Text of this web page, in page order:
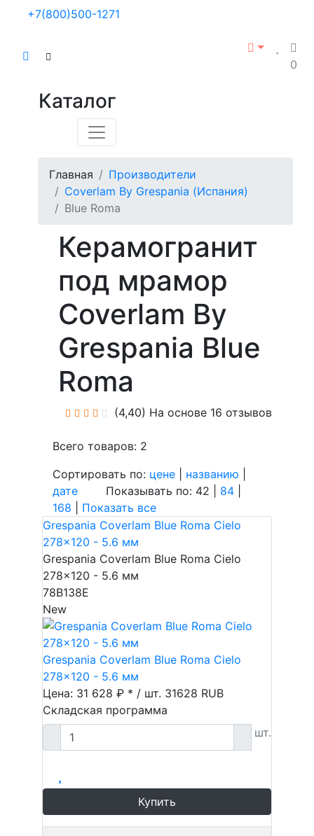
+7(800)500-1271
0
Каталог
Главная
Производители
Coverlam By Grespania (Испания)
Blue Roma
Керамогранит
под мрамор
Coverlam By
Grespania Blue
Roma
(4,40) На основе 16 отзывов
Всего товаров: 2
Сортировать по: цене названию
дате Показывать по: 42 | 84
168
Показать все
Grespania Coverlam Blue Roma Cielo
278x120 - 5.6 мм
Grespania Coverlam Blue Roma Cielo
278x120 - 5.6 мм
78B138E
New
Grespania Coverlam Blue Roma Cielo
278x120 - 5.6 мм
Цена: 31 628 ₽ * / шт. 31628 RUB
Складская программа
шт.
Купить